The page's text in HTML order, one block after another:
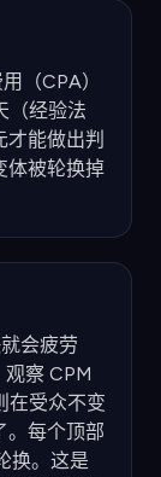
（CPA）
（经验法
能做出判
体被轮换掉
会疲劳
察 CPM
在受众不变
。每个顶部
换。这是